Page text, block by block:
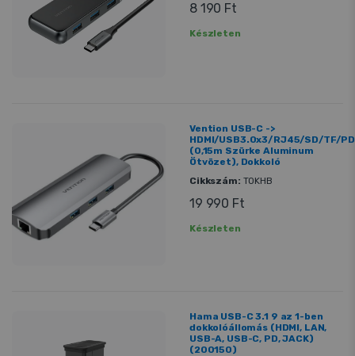
8 190 Ft
Készleten
Vention USB-C ->
HDMI/USB3.0x3/RJ45/SD/TF/PD
(0,15m Szürke Aluminum
Ötvözet), Dokkoló
Cikkszám: TOKHB
19 990 Ft
Készleten
Hama USB-C 3.1 9 az 1-ben
dokkolóállomás (HDMI, LAN,
USB-A, USB-C, PD, JACK)
(200150)